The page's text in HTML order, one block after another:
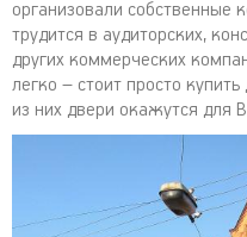
организовали собственные
трудится в аудиторских,
других коммерческих
легко – стоит просто
из них двери окажутся для